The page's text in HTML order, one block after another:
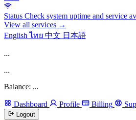
Status Check system uptime and service
View all services →
Englishไทย 中文 日本語
...
...
Balance: ...
Dashboard Profile Billing
Logout